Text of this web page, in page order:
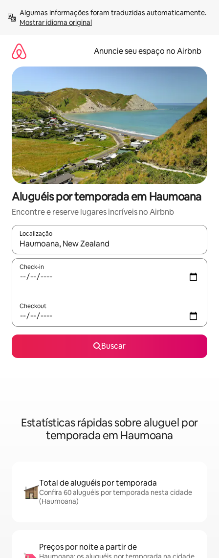
para
Mostrar idioma original
Anuncie seu espaço no Airbnb
Aluguéis por temporada em Haumoana
Encontre e reserve lugares incríveis no Airbnb
Localização
Quando os resultados estiverem disponíveis, explore-os
Check-in
Checkout
Buscar
Estatísticas rápidas sobre aluguel por
temporada em Haumoana
Total de aluguéis por temporada
Confira 60 aluguéis por temporada nesta cidade
(Haumoana)
Preços por noite a partir de